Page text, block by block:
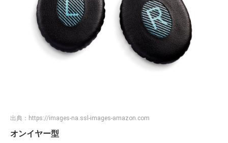
出典： https://images-na.ssl-images-amazon.com
オンイヤー型